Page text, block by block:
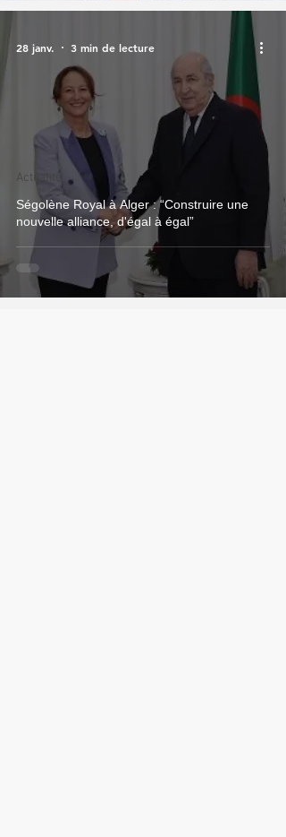
Ségolène Royal à Alger : “Construire une
nouvelle alliance, d'égal à égal”
Actualité
28 janv. 3 min de lecture